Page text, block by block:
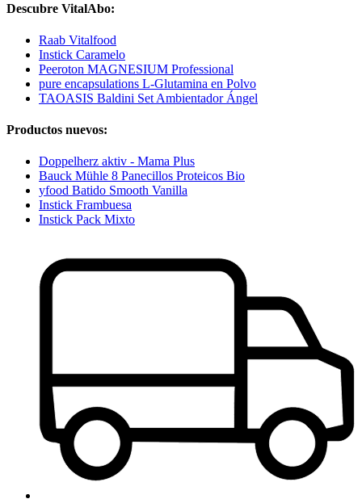
Descubre VitalAbo:
Raab Vitalfood
Instick Caramelo
Peeroton MAGNESIUM Professional
pure encapsulations L-Glutamina en Polvo
TAOASIS Baldini Set Ambientador Ángel
Productos nuevos:
Doppelherz aktiv - Mama Plus
Bauck Mühle 8 Panecillos Proteicos Bio
yfood Batido Smooth Vanilla
Instick Frambuesa
Instick Pack Mixto